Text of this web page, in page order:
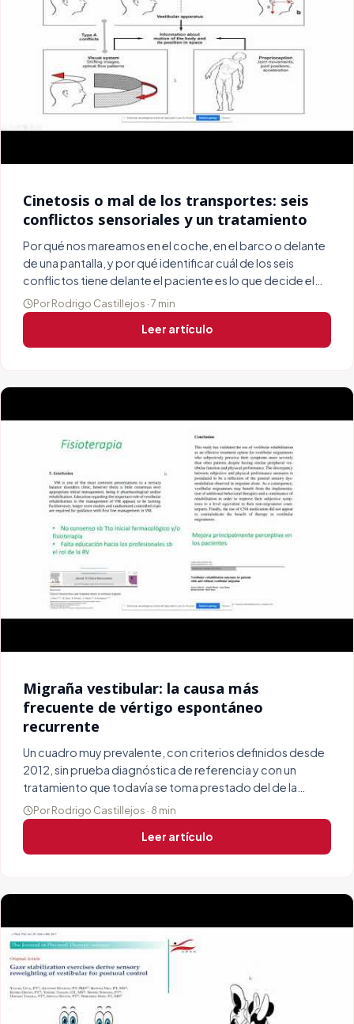
Cinetosis o mal de los transportes: seis
conflictos sensoriales y un tratamiento
Por qué nos mareamos en el coche, en el barco o delante
de una pantalla, y por qué identificar cuál de los seis
conflictos tiene delante el paciente es lo que decide el
tratamiento.
Por Rodrigo Castillejos · 7 min
Leer artículo
Migraña vestibular: la causa más
frecuente de vértigo espontáneo
recurrente
Un cuadro muy prevalente, con criterios definidos desde
2012, sin prueba diagnóstica de referencia y con un
tratamiento que todavía se toma prestado del de la
migraña.
Por Rodrigo Castillejos · 8 min
Leer artículo